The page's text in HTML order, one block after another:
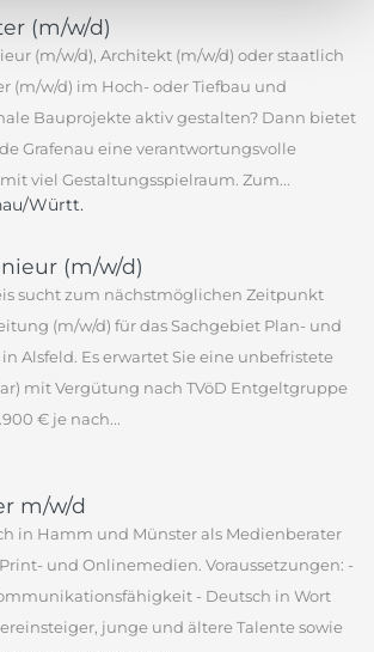
(m/w/d)
(m/w/d), Architekt (m/w/d) oder staatlich
(m/w/d) im Hoch- oder Tiefbau und
Bauprojekte aktiv gestalten? Dann bietet
Grafenau eine verantwortungsvolle
viel Gestaltungsspielraum. Zum...
Württ.
(m/w/d)
sucht zum nächstmöglichen Zeitpunkt
(m/w/d) für das Sachgebiet Plan- und
Alsfeld. Es erwartet Sie eine unbefristete
mit Vergütung nach TVöD Entgeltgruppe
€ je nach...
m/w/d
in Hamm und Münster als Medienberater
und Onlinemedien. Voraussetzungen: -
- Deutsch in Wort
junge und ältere Talente sowie